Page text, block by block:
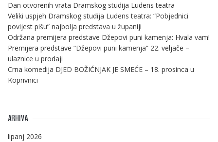
Dan otvorenih vrata Dramskog studija Ludens teatra
Veliki uspjeh Dramskog studija Ludens teatra: “Pobjednici
povijest pišu” najbolja predstava u županiji
Održana premijera predstave Džepovi puni kamenja: Hvala vam!
Premijera predstave “Džepovi puni kamenja” 22. veljače –
ulaznice u prodaji
Crna komedija DJED BOŽIĆNJAK JE SMEĆE – 18. prosinca u
Koprivnici
ARHIVA
lipanj 2026